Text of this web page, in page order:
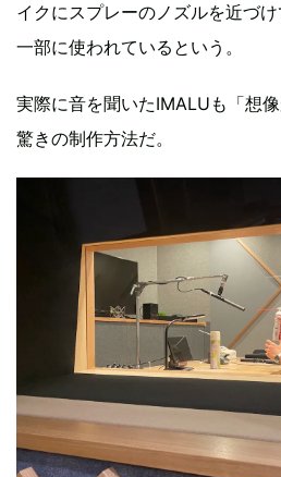
イクにスプレーのノズルを近づ
一部に使われているという。
実際に音を聞いたIMALUも「想
驚きの制作方法だ。